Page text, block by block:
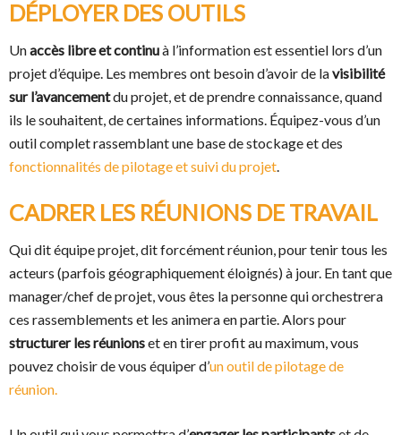
DÉPLOYER DES OUTILS
Unaccès libre et continuà l’information est essentiel lors d’un
projet d’équipe. Les membres ont besoin d’avoir de lavisibilité
sur l’avancementdu projet, et de prendre connaissance, quand
ils le souhaitent, de certaines informations. Équipez-vous d’un
outil complet rassemblant une base de stockage et des
fonctionnalités de pilotage et suivi du projet.
CADRER LES RÉUNIONS DE TRAVAIL
Qui dit équipe projet, dit forcément réunion, pour tenir tous les
acteurs (parfois géographiquement éloignés) à jour. En tant que
manager/chef de projet, vous êtes la personne qui orchestrera
ces rassemblements et les animera en partie. Alors pour
structurer les réunionset en tirer profit au maximum, vous
pouvez choisir de vous équiper d’un outil de pilotage de
réunion.